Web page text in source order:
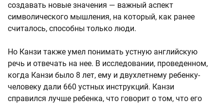
создавать новые значения — важный аспект
символического мышления, на который, как ранее
считалось, способны только люди.
Но Канзи также умел понимать устную английскую
речь и отвечать на нее. В исследовании, проведенном,
когда Канзи было 8 лет, ему и двухлетнему ребенку-
человеку дали 660 устных инструкций. Канзи
справился лучше ребенка, что говорит о том, что его